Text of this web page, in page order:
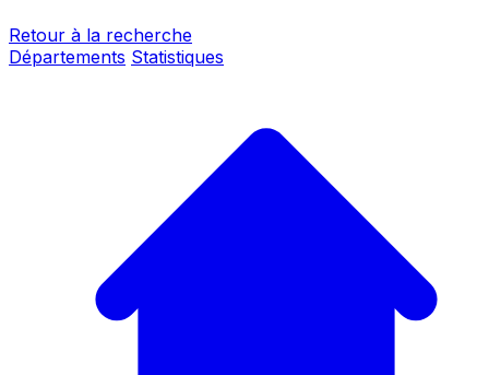
Retour à la recherche
Départements Statistiques